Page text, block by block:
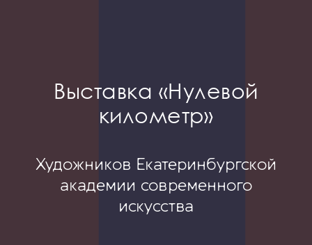
Выставка «Нулевой
километр»
Художников Екатеринбургской
академии современного
искусства